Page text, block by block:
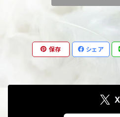
保存 シェア
X